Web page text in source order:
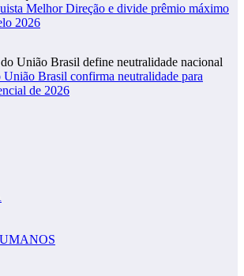
Melhor Direção e divide prêmio máximo
2026
União Brasil confirma neutralidade para
de 2026